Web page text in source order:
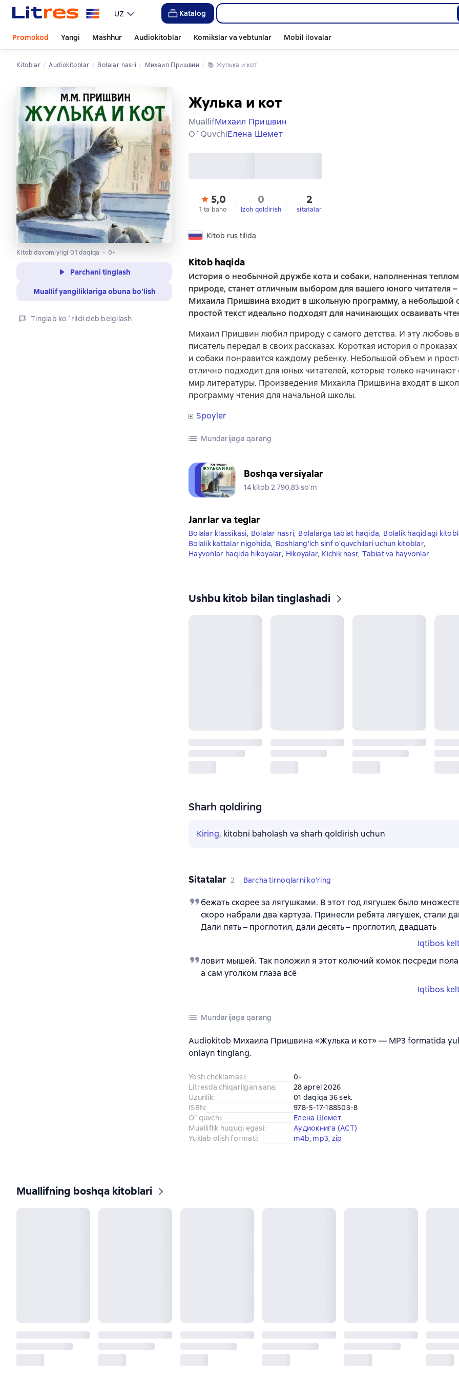
UZ Katalog
Promokod Yangi Mashhur Audiokitoblar Komikslar va vebtunlar Mobil ilovalar
Kitoblar Audiokitoblar bolalar nasri Михаил Пришвин 📚 Жулька и кот
Kitob davomiyligi 01 daqiqa 0+
Parchani tinglash
Muallif yangiliklariga obuna bo‘lish
Tinglab ko`rildi deb belgilash
Жулька и кот
MuallifМихаил Пришвин
O`quvchiЕлена Шемет
5,0
1 ta baho
0
Izoh qoldirish
2
sitatalar
Kitob rus tilida
Kitob haqida
История о необычной дружбе кота и собаки, наполненная
природе, станет отличным выбором для вашего юного читателя
Михаила Пришвина входит в школьную программу, а небольшой
простой текст идеально подходят для начинающих осваивать
Михаил Пришвин любил природу с самого детства. И эту любовь
писатель передал в своих рассказах. Короткая история о
и собаки понравится каждому ребенку. Небольшой объем и
отлично подходит для юных читателей, которые только начинают
мир литературы. Произведения Михаила Пришвина входят в
программу чтения для начальной школы.
Spoyler
Mundarijaga qarang
Boshqa versiyalar
14 kitob 2 790,83 soʻm
Janrlar va teglar
Bolalar klassikasi, Bolalar nasri, Bolalarga tabiat haqida, Bolalik haqidagi
Bolalik kattalar nigohida, Boshlang'ich sinf o'quvchilari uchun kitoblar,
Hayvonlar haqida hikoyalar, Hikoyalar, Kichik nasr, Tabiat va hayvonlar
Ushbu kitob bilan tinglashadi
Sharh qoldiring
Kiring, kitobni baholash va sharh qoldirish uchun
Sitatalar 2 Barcha tirnoqlarni ko'ring
бежать скорее за лягушками. В этот год лягушек было
скоро набрали два картуза. Принесли ребята лягушек, стали
Дали пять – проглотил, дали десять – проглотил, двадцать
Iqtibos
ловит мышей. Так положил я этот колючий комок посреди пола
а сам уголком глаза всё
Iqtibos
Mundarijaga qarang
Audiokitob Михаила Пришвина «Жулька и кот» — MP3 formatida
onlayn tinglang.
Yosh cheklamasi:
0+
Litresda chiqarilgan sana:
28 aprel 2026
Uzunlik:
01 daqiqa 36 sek.
ISBN:
978-5-17-188503-8
O`quvchi:
Елена Шемет
Mualliflik huquqi egasi:
Аудиокнига (АСТ)
Yuklab olish formati: m4b, mp3, zip
Muallifning boshqa kitoblari